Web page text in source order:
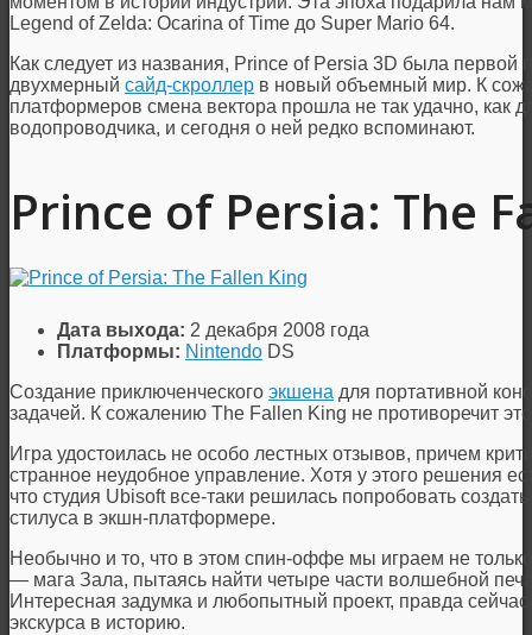
Legend of Zelda: Ocarina of Time до Super Mario 64.
Как следует из названия, Prince of Persia 3D была
двухмерный сайд-скроллер в ​​новый объемный мир. К
платформеров смена вектора прошла не так удачно, как
водопроводчика, и сегодня о ней редко вспоминают.
Prince of Persia: The
Дата выхода: 2 декабря 2008 года
Платформы: Nintendo DS
Создание приключенческого экшена для портативной
задачей. К сожалению The Fallen King не противоречит
Игра удостоилась не особо лестных отзывов, причем
странное неудобное управление. Хотя у этого решения
что студия Ubisoft все-таки решилась попробовать
стилуса в экшн-платформере.
Необычно и то, что в этом спин-оффе мы играем не
— мага Зала, пытаясь найти четыре части волшебной
Интересная задумка и любопытный проект, правда
экскурса в историю.